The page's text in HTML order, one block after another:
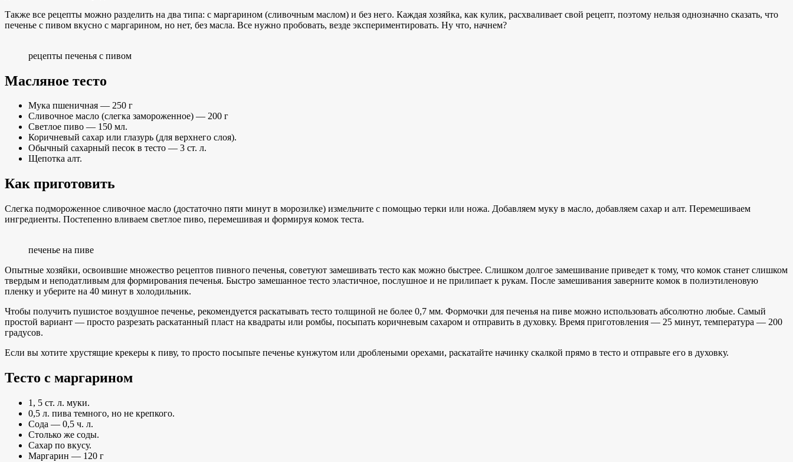
Также все рецепты можно разделить на два типа: с маргарином (сливочным маслом) и без него. Каждая хозяйка, как кулик, расхваливает свой рецепт, поэтому нельзя однозначно сказать, что
печенье с пивом вкусно с маргарином, но нет, без масла. Все нужно пробовать, везде экспериментировать. Ну что, начнем?
рецепты печенья с пивом
Масляное тесто
Мука пшеничная — 250 г
Сливочное масло (слегка замороженное) — 200 г
Светлое пиво — 150 мл.
Коричневый сахар или глазурь (для верхнего слоя).
Обычный сахарный песок в тесто — 3 ст. л.
Щепотка алт.
Как приготовить
Слегка подмороженное сливочное масло (достаточно пяти минут в морозилке) измельчите с помощью терки или ножа. Добавляем муку в масло, добавляем сахар и алт. Перемешиваем
ингредиенты. Постепенно вливаем светлое пиво, перемешивая и формируя комок теста.
печенье на пиве
Опытные хозяйки, освоившие множество рецептов пивного печенья, советуют замешивать тесто как можно быстрее. Слишком долгое замешивание приведет к тому, что комок станет слишком
твердым и неподатливым для формирования печенья. Быстро замешанное тесто эластичное, послушное и не прилипает к рукам. После замешивания заверните комок в полиэтиленовую
пленку и уберите на 40 минут в холодильник.
Чтобы получить пушистое воздушное печенье, рекомендуется раскатывать тесто толщиной не более 0,7 мм. Формочки для печенья на пиве можно использовать абсолютно любые. Самый
простой вариант — просто разрезать раскатанный пласт на квадраты или ромбы, посыпать коричневым сахаром и отправить в духовку. Время приготовления — 25 минут, температура — 200
градусов.
Если вы хотите хрустящие крекеры к пиву, то просто посыпьте печенье кунжутом или дроблеными орехами, раскатайте начинку скалкой прямо в тесто и отправьте его в духовку.
Тесто с маргарином
1, 5 ст. л. муки.
0,5 л. пива темного, но не крепкого.
Сода — 0,5 ч. л.
Столько же соды.
Сахар по вкусу.
Маргарин — 120 г